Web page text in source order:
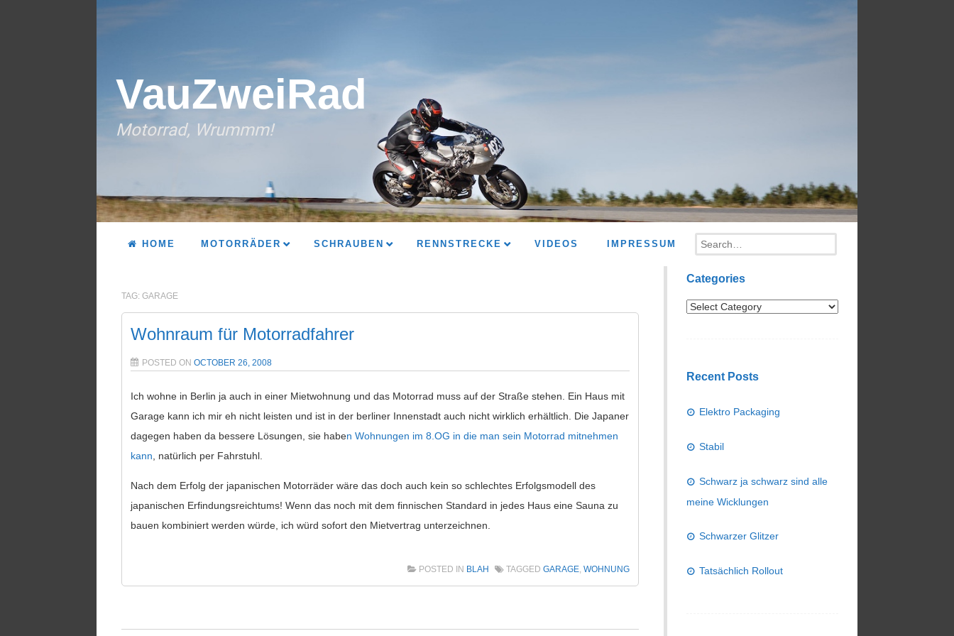
VauZweiRad
Motorrad, Wrummm!
HOME MOTORRÄDER SCHRAUBEN RENNSTRECKE VIDEOS IMPRESSUM Search
TAG: GARAGE
Wohnraum für Motorradfahrer
POSTED ON OCTOBER 26, 2008
Ich wohne in Berlin ja auch in einer Mietwohnung und das Motorrad muss auf der Straße stehen. Ein Haus mit
Garage kann ich mir eh nicht leisten und ist in der berliner Innenstadt auch nicht wirklich erhältlich. Die Japaner
dagegen haben da bessere Lösungen, sie haben Wohnungen im 8.OG in die man sein Motorrad mitnehmen
kann , natürlich per Fahrstuhl.
Nach dem Erfolg der japanischen Motorräder wäre das doch auch kein so schlechtes Erfolgsmodell des
japanischen Erfindungsreichtums! Wenn das noch mit dem finnischen Standard in jedes Haus eine Sauna zu
bauen kombiniert werden würde, ich würd sofort den Mietvertrag unterzeichnen.
POSTED IN BLAH TAGGED GARAGE WOHNUNG
Categories
Recent Posts
Elektro Packaging
Stabil
Schwarz ja schwarz sind alle
meine Wicklungen
Schwarzer Glitzer
Tatsächlich Rollout